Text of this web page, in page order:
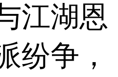
江湖恩
纷争，